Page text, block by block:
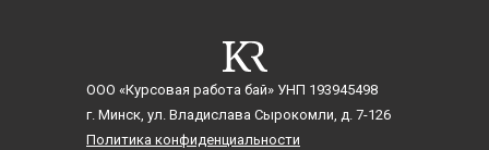
ООО «Курсовая работа бай» УНП 193945498
г. Минск, ул. Владислава Сырокомли, д. 7-126
Политика конфиденциальности